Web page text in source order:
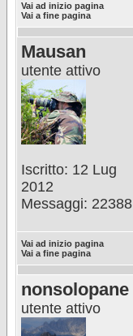
Vai ad inizio pagina
Vai a fine pagina
Mausan
utente attivo
Iscritto: 12 Lug
2012
Messaggi: 22388
Vai ad inizio pagina
Vai a fine pagina
nonsolopane
utente attivo